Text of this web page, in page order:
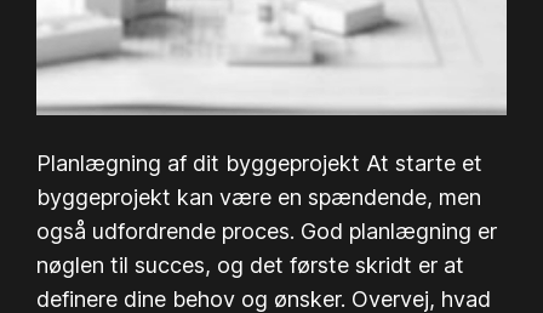
Planlægning af dit byggeprojekt At starte et
byggeprojekt kan være en spændende, men
også udfordrende proces. God planlægning er
nøglen til succes, og det første skridt er at
definere dine behov og ønsker. Overvej, hvad